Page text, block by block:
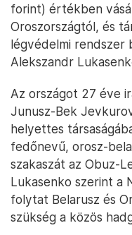
forint) értékben
Oroszországtól, és
légvédelmi rendszer
Alekszandr
Az országot 27 éve
Junusz-Bek
helyettes
fedőnevű, orosz-
szakaszát az Obuz-
Lukasenko szerint a
folytat Belarusz és
szükség a közös